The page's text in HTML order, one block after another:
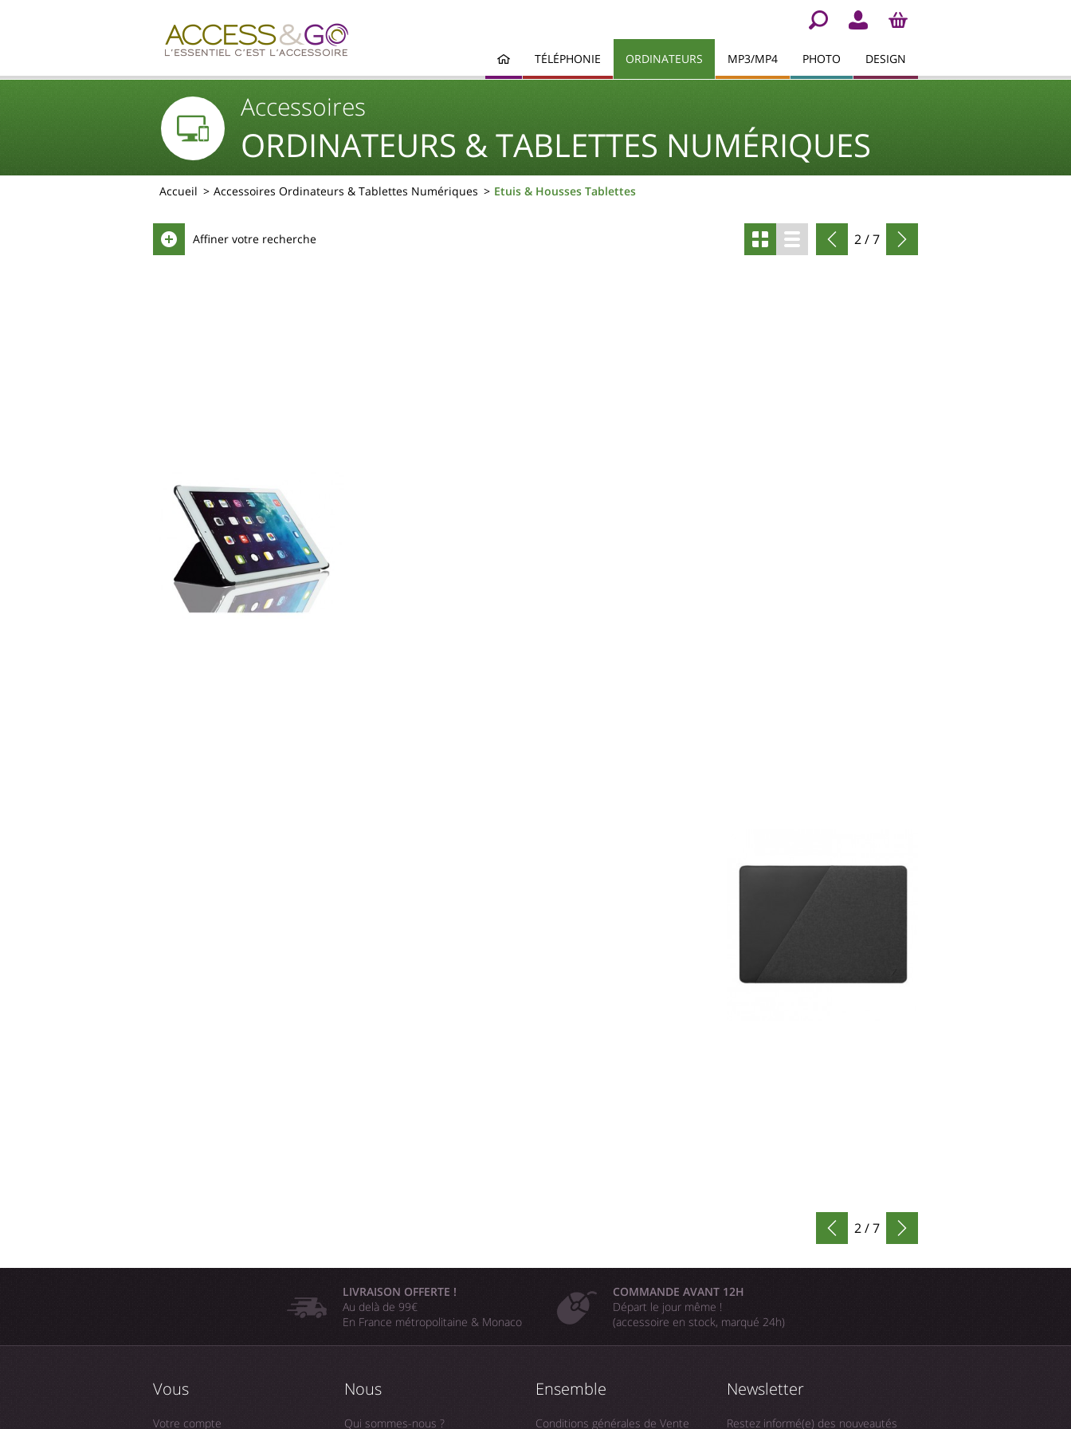
TÉLÉPHONIE ORDINATEURS MP3/MP4 PHOTO DESIGN
Accessoires
ORDINATEURS & TABLETTES NUMÉRIQUES
Accueil Accessoires Ordinateurs & Tablettes Numériques Etuis & Housses Tablettes
Affiner votre recherche 2 / 7
2 / 7
LIVRAISON OFFERTE !
Au delà de 99€
En France métropolitaine & Monaco
COMMANDE AVANT 12H
Départ le jour même !
(accessoire en stock, marqué 24h)
Vous
Votre compte
Nous
Qui sommes-nous ?
Ensemble
Conditions générales de Vente
Newsletter
Restez informé(e) des nouveautés